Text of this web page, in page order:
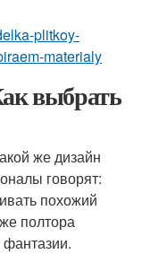
plitkoy-
materialy
выбрать
же дизайн
говорят:
похожий
полтора